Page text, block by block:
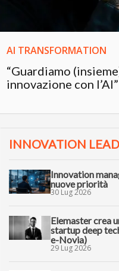
AI TRANSFORMATION
“Guardiamo
innovazione con l’AI”
INNOVATION
Innovation
nuove priorità
30 Lug 2026
Elemaster crea
startup deep
e-Novia)
29 Lug 2026